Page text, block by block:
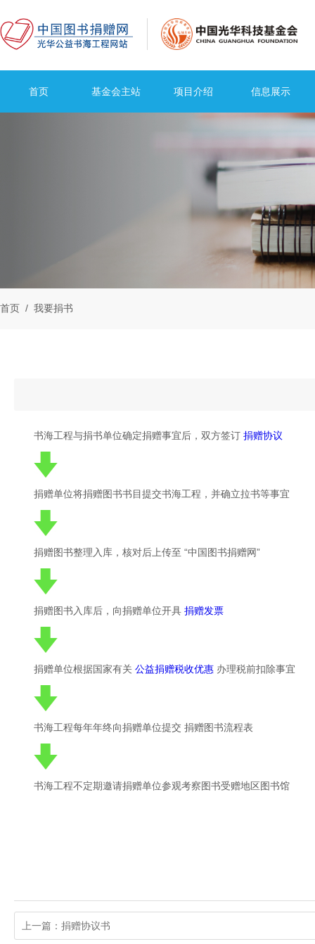
首页 基金会主站 项目介绍 信息展示
首页 / 我要捐书
书海工程与捐书单位确定捐赠事宜后，双方签订 捐赠协议
捐赠单位将捐赠图书书目提交书海工程，并确立拉书等事宜
捐赠图书整理入库，核对后上传至 “中国图书捐赠网”
捐赠图书入库后，向捐赠单位开具 捐赠发票
捐赠单位根据国家有关 公益捐赠税收优惠 办理税前扣除事宜
书海工程每年年终向捐赠单位提交 捐赠图书流程表
书海工程不定期邀请捐赠单位参观考察图书受赠地区图书馆
上一篇：捐赠协议书